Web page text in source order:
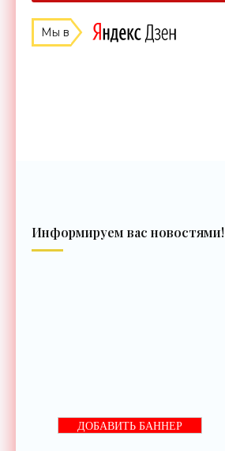
Мы в
Информируем вас новостями!
ДОБАВИТЬ БАННЕР